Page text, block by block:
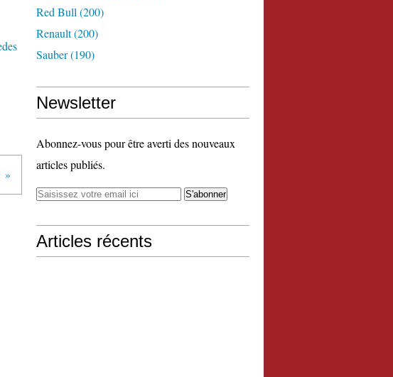
Red Bull (200)
Renault(200)
Sauber(190)
Newsletter
Abonnez-vous pour être averti des nouveaux
articles publiés.
Articles récents